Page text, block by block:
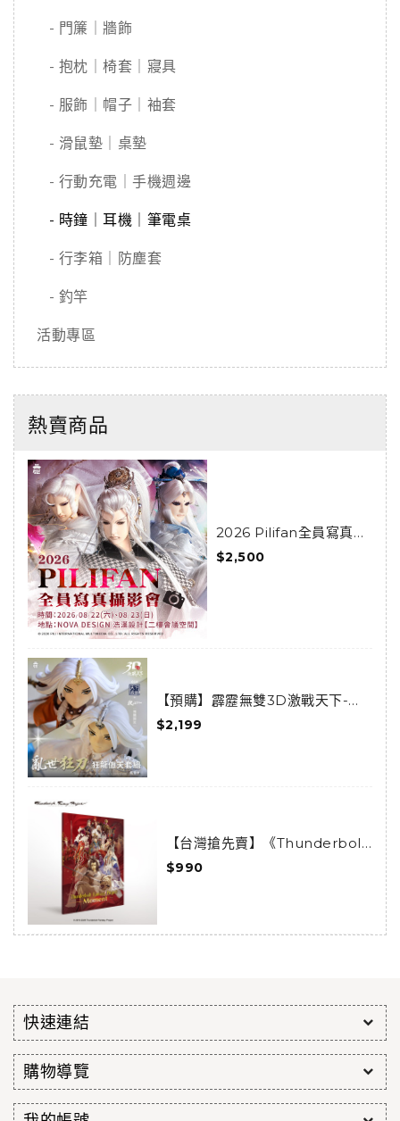
- 門簾｜牆飾
- 抱枕｜椅套｜寢具
- 服飾｜帽子｜袖套
- 滑鼠墊｜桌墊
- 行動充電｜手機週邊
- 時鐘｜耳機｜筆電桌
- 行李箱｜防塵套
- 釣竿
活動專區
熱賣商品
2026 Pilifan全員寫真攝
$2,500
【預購】霹靂無雙3D激戰天下-亂
世狂刀-狂龍傲天套組(預購限定)
(已結束預購)
$2,199
【台灣搶先賣】《Thunderbolt
Fantasy 東離劍遊紀》-
Moments-
$990
快速連結
購物導覽